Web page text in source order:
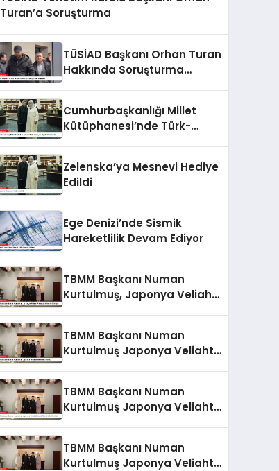
Turan’a Soruşturma
TÜSİAD Başkanı Orhan Turan
Hakkında Soruşturma
Cumhurbaşkanlığı Millet
Kütüphanesi’nde Türk-
Zelenska’ya Mesnevi Hediye
Edildi
Ege Denizi’nde Sismik
Hareketlilik Devam Ediyor
TBMM Başkanı Numan
Kurtulmuş, Japonya Veliaht
TBMM Başkanı Numan
Kurtulmuş Japonya Veliaht
TBMM Başkanı Numan
Kurtulmuş Japonya Veliaht
TBMM Başkanı Numan
Kurtulmuş Japonya Veliaht